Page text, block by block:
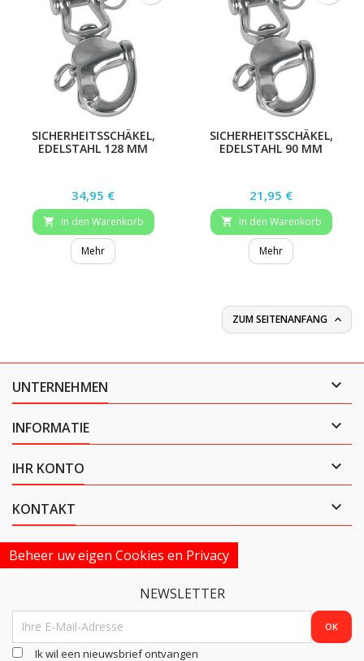
SICHERHEITSSCHÄKEL,
EDELSTAHL 128 MM
Preis
34,95 €
 In den Warenkorb
Mehr
SICHERHEITSSCHÄKEL,
EDELSTAHL 90 MM
Preis
21,95 €
 In den Warenkorb
Mehr
ZUM SEITENANFANG 
UNTERNEHMEN 
INFORMATIE 
IHR KONTO 
KONTAKT 
Beheer uw eigen Cookies en Privacy
NEWSLETTER
Ik wil een nieuwsbrief ontvangen